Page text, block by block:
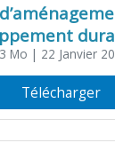
Mo | 22 Janvier
Télécharger